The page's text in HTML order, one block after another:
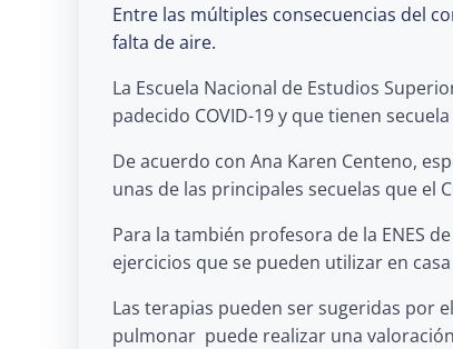
Entre las múltiples consecuencias del
falta de aire.
La Escuela Nacional de Estudios
padecido COVID-19 y que tienen
De acuerdo con Ana Karen Centeno,
unas de las principales secuelas que el
Para la también profesora de la ENES
ejercicios que se pueden utilizar en
Las terapias pueden ser sugeridas por
pulmonar puede realizar una